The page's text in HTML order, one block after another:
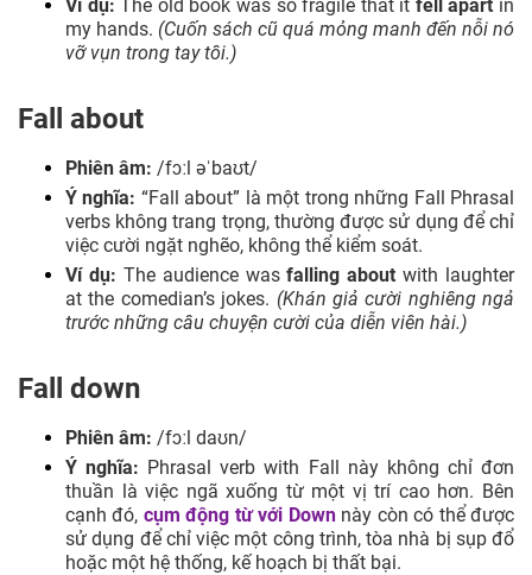
Ví dụ: The old book was so fragile that it fell apart in
my hands. (Cuốn sách cũ quá mỏng manh đến nỗi nó
vỡ vụn trong tay tôi.)
Fall about
Phiên âm: /fɔːl əˈbaʊt/
Ý nghĩa: “Fall about” là một trong những Fall Phrasal
verbs không trang trọng, thường được sử dụng để chỉ
việc cười ngặt nghẽo, không thể kiểm soát.
Ví dụ: The audience wasfalling about with laughter
at the comedian’s jokes. (Khán giả cười nghiêng ngả
trước những câu chuyện cười của diễn viên hài.)
Fall down
Phiên âm: /fɔːl daʊn/
Ý nghĩa: Phrasal verb with Fall này không chỉ đơn
thuần là việc ngã xuống từ một vị trí cao hơn. Bên
cạnh đó, cụm động từ với Downnày còn có thể được
sử dụng để chỉ việc một công trình, tòa nhà bị sụp đổ
hoặc một hệ thống, kế hoạch bị thất bại.